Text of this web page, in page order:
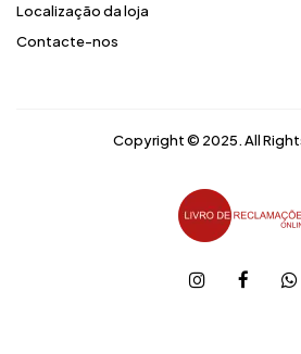
Localização da loja
Contacte-nos
Copyright © 2025. All